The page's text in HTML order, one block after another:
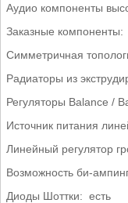
Аудио компоненты
Заказные компоненты:
Симметричная
Радиаторы из
Регуляторы Balance /
Источник питания
Линейный регулятор
Возможность би-
Диоды Шоттки: есть